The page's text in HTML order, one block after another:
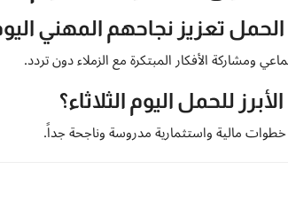
تعزيز نجاحهم المهني
ومشاركة الأفكار المبتكرة مع الزملاء دون تردد.
للحمل اليوم الثلاثاء؟
مالية واستثمارية مدروسة وناجحة جداً.